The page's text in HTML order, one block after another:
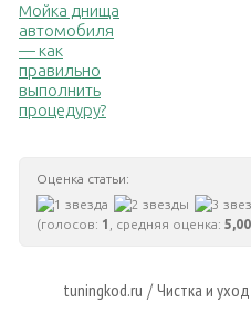
Мойка днища
автомобиля
— как
правильно
выполнить
процедуру?
Оценка статьи:
(голосов: 1 , средняя оценка: 5,00
tuningkod.ru / Чистка и уход